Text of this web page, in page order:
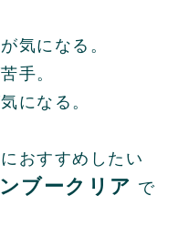
気になる。
手。
になる。
おすすめしたい
ブークリア で